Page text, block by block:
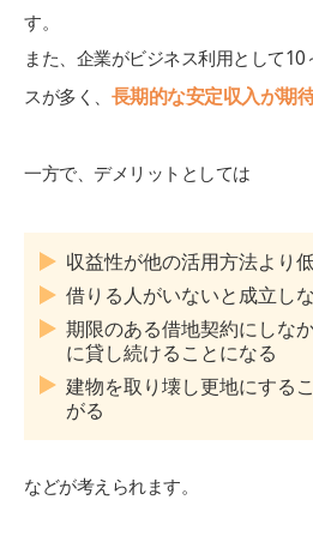
す。
また、企業がビジネス利用として
スが多く、 長期的な安定収入が期
一方で、デメリットとしては
収益性が他の活用方法より
借りる人がいないと成立し
期限のある借地契約にしな
に貸し続けることになる
建物を取り壊し更地にする
がる
などが考えられます。